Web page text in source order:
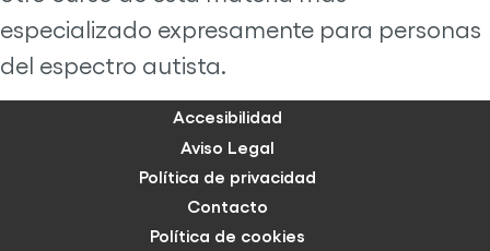
especializado expresamente para personas
del espectro autista.
Accesibilidad
Aviso Legal
Política de privacidad
Contacto
Política de cookies